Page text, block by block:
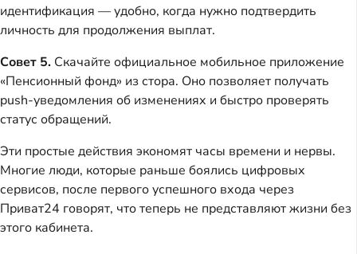
идентификация — удобно, когда нужно подтвердить
личность для продолжения выплат.
Совет 5. Скачайте официальное мобильное приложение
«Пенсионный фонд» из стора. Оно позволяет получать
push-уведомления об изменениях и быстро проверять
статус обращений.
Эти простые действия экономят часы времени и нервы.
Многие люди, которые раньше боялись цифровых
сервисов, после первого успешного входа через
Приват24 говорят, что теперь не представляют жизни без
этого кабинета.